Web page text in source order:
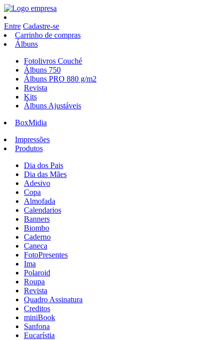
Entre Cadastre-se
Carrinho de compras
Álbuns
Fotolivros Couché
Álbuns 750
Álbuns PRO 880 g/m2
Revista
Kits
Álbuns Ajustáveis
BoxMidia
Impressões
Produtos
Dia dos Pais
Dia das Mães
Adesivo
Copa
Almofada
Calendarios
Banners
Biombo
Caderno
Caneca
FotoPresentes
Ima
Polaroid
Roupa
Revista
Quadro Assinatura
Creditos
miniBook
Sanfona
Eucarístia